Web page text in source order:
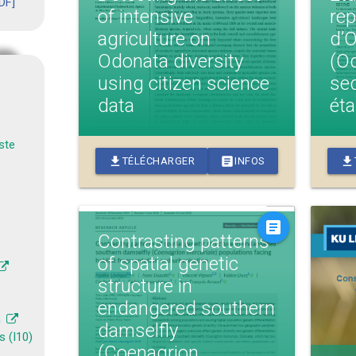
(I10)
of intensive
agriculture on
Odonata diversity
using citizen science
data
downloadTÉLÉCHARGER articleINFOS download
article
Contrasting patterns
of spatial genetic
structure in
endangered southern
damselfly